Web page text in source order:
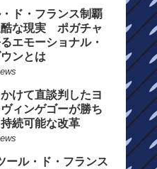
ド・フランス制覇
な現実 ポガチャ
エモーショナル・
ンとは
けて直談判したヨ
ィンゲゴーが勝ち
続可能な改革
ール・ド・フランス